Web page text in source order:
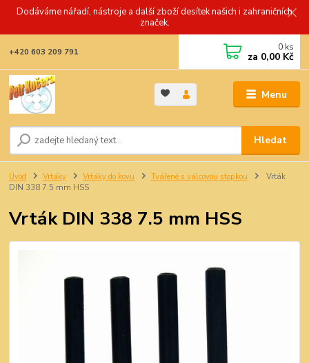
Dodáváme nářadí, nástroje a další zboží desítek našich i zahraničních
značek.
Menu
Hledat
+420 603 209 791 0 ks
za 0,00 Kč
Úvod Vrtáky Vrtáky do kovu Tvářené s válcovou stopkou
Vrták
DIN 338 7.5 mm HSS
Vrták DIN 338 7.5 mm HSS